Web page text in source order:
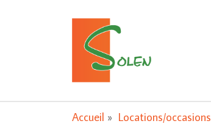
Accueil » Locations/occasions